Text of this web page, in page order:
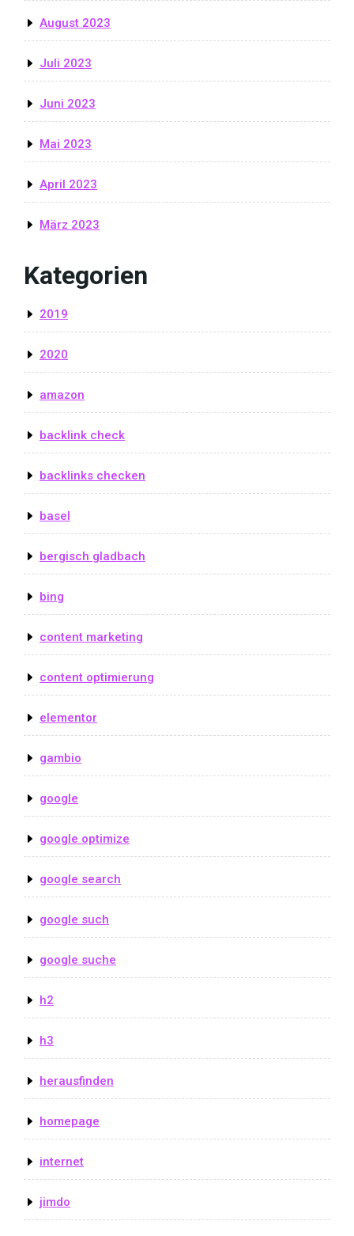
August 2023
Juli 2023
Juni 2023
Mai 2023
April 2023
März 2023
Kategorien
2019
2020
amazon
backlink check
backlinks checken
basel
bergisch gladbach
bing
content marketing
content optimierung
elementor
gambio
google
google optimize
google search
google such
google suche
h2
h3
herausfinden
homepage
internet
jimdo